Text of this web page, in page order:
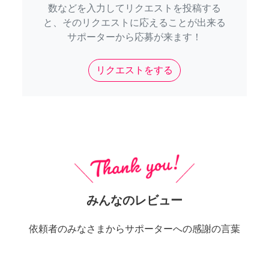
数などを入力してリクエストを投稿する
と、そのリクエストに応えることが出来る
サポーターから応募が来ます！
リクエストをする
みんなのレビュー
依頼者のみなさまからサポーターへの感謝の言葉